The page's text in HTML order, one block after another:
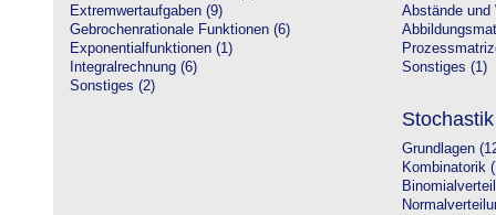
Extremwertaufgaben (9)
Gebrochenrationale Funktionen (6)
Exponentialfunktionen (1)
Integralrechnung (6)
Sonstiges (2)
Abstände und
Sonstiges (1)
Stochastik
Grundlagen
Kombinatorik